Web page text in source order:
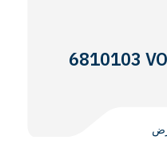
6810103